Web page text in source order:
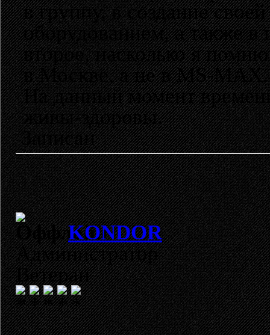
в группу, в создание
оборудованием, а также
второе, насколько я
в Москве, а не в MS-
На данный момент
живы-здоровы.
Записан
KONDOR
Администратор
Ветеран